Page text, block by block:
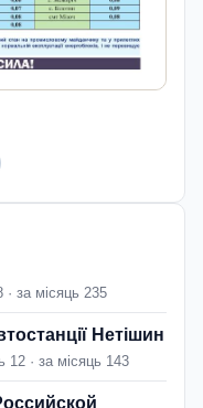
· за місяць 235
Нетішин
12 · за місяць 143